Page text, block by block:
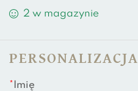
2 w magazynie
PERSONALIZACJA
* Imię